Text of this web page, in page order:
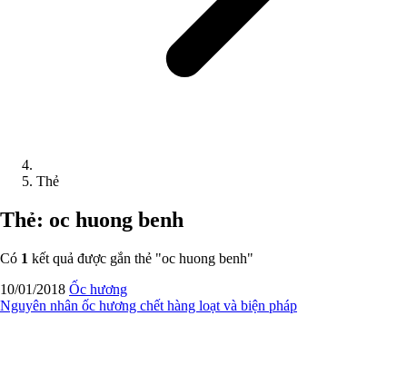
Thẻ
Thẻ: oc huong benh
Có 1 kết quả được gắn thẻ "oc huong benh"
10/01/2018 Ốc hương
Nguyên nhân ốc hương chết hàng loạt và biện pháp